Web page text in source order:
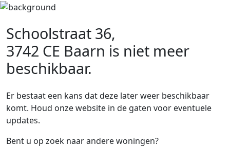
Schoolstraat 36,
3742 CE Baarn is niet meer
beschikbaar.
Er bestaat een kans dat deze later weer beschikbaar
komt. Houd onze website in de gaten voor eventuele
updates.
Bent u op zoek naar andere woningen?